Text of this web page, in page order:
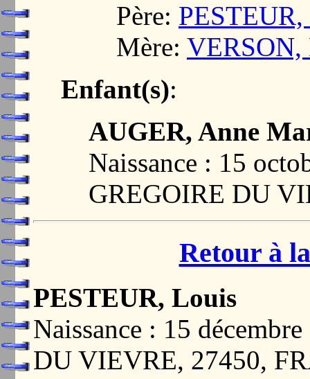
Père: PESTEUR,
Mère: VERSON,
Enfant(s):
AUGER, Anne
Naissance : 15
GREGOIRE DU
Retour à
PESTEUR, Louis
Naissance : 15
DU VIEVRE, 27450,